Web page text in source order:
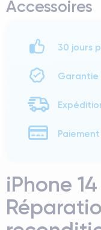
Accessoires
30 jours
Garantie
iPhone